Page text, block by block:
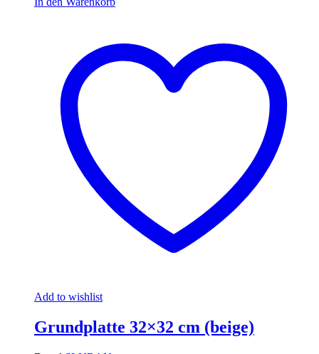
Add to wishlist
Grundplatte 32×32 cm (beige)